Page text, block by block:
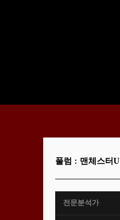
풀럼 : 맨체스터U
전문분석가